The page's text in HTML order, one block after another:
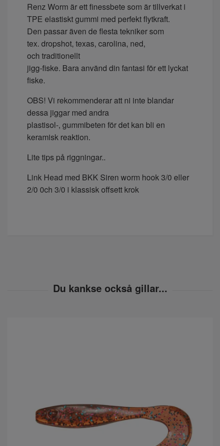
Renz Worm är ett finessbete som är tillverkat i
TPE elastisktgummi med perfektflytkraft.
Den passaräven de flesta tekniker som
tex. dropshot, texas, carolina, ned,
och traditionellt
jigg-fiske. Bara använd din fantasi förett lyckat
fiske.
OBS! Vi rekommenderar att ni inte blandar
dessa jiggar med andra
plastisol-, gummibeten för det kan bli en
keramisk reaktion.
Lite tips på riggningar..
Link Head med BKK Siren worm hook 3/0 eller
2/0 0ch 3/0 i klassisk offsett krok